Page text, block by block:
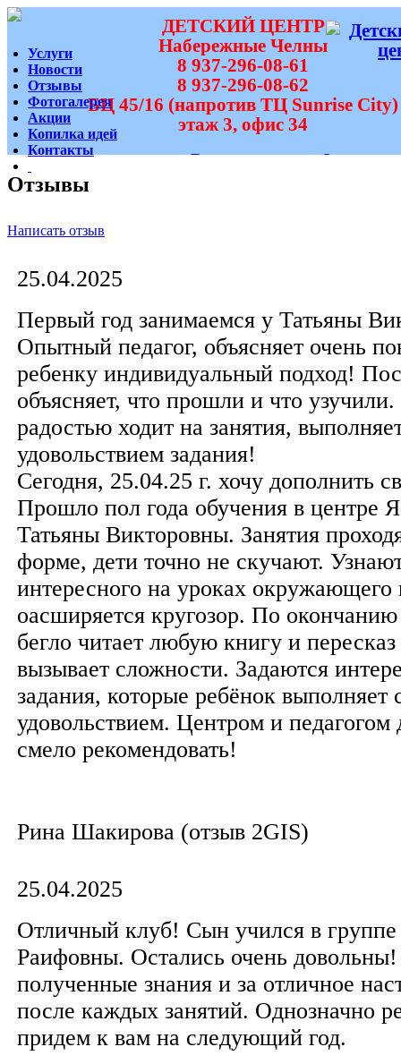
ДЕТСКИЙ ЦЕНТР
Набережные Челны
8 937-296-08-61
8 937-296-08-62
БЦ 45/16 (напротив ТЦ Sunrise City)
этаж 3, офис 34
Вам перезвонить?
Услуги
Новости
Отзывы
Фотогалерея
Акции
Копилка идей
Контакты
Отзывы
Написать отзыв
25.04.2025
Первый год занимаемся у Татьяны
Опытный педагог, объясняет очень
ребенку индивидуальный подход!
объясняет, что прошли и что
радостью ходит на занятия,
удовольствием задания!
Сегодня, 25.04.25 г. хочу дополнить
Прошло пол года обучения в центре
Татьяны Викторовны. Занятия
форме, дети точно не скучают.
интересного на уроках окружающего
оасширяется кругозор. По
бегло читает любую книгу и
вызывает сложности. Задаются
задания, которые ребёнок выполняет
удовольствием. Центром и
смело рекомендовать!
​Рина Шакирова​ (отзыв 2GIS)
25.04.2025
Отличный клуб! Сын учился в
Раифовны. Остались очень
полученные знания и за отличное
после каждых занятий. Однозначно
придем к вам на следующий год.